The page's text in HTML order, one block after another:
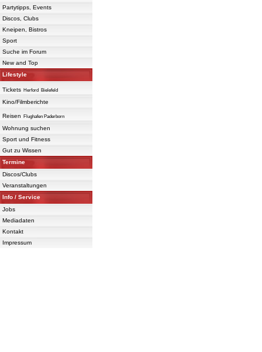
Partytipps, Events
Discos, Clubs
Kneipen, Bistros
Sport
Suche im Forum
New and Top
Lifestyle
Tickets Herford Bielefeld
Kino/Filmberichte
Reisen Flughafen Paderborn
Wohnung suchen
Sport und Fitness
Gut zu Wissen
Termine
Discos/Clubs
Veranstaltungen
Info / Service
Jobs
Mediadaten
Kontakt
Impressum